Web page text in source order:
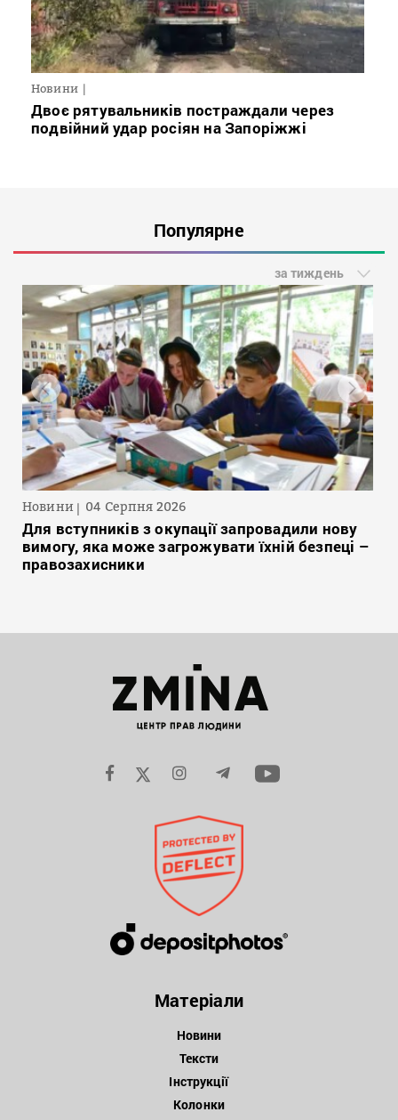
Новини
Двоє рятувальників постраждали через
подвійний удар росіян на Запоріжжі
Популярне
за тиждень
Новини 04 Серпня 2026
Для вступників з окупації запровадили нову
вимогу, яка може загрожувати їхній безпеці –
правозахисники
Матеріали
Новини
Тексти
Інструкції
Колонки